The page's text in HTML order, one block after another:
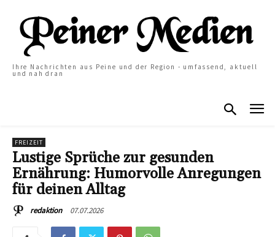
Ihre Nachrichten aus Peine und der Region - umfassend, aktuell
und nah dran
FREIZEIT
Lustige Sprüche zur gesunden
Ernährung: Humorvolle Anregungen
für deinen Alltag
redaktion 07.07.2026